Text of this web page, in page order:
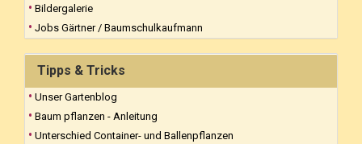
Bildergalerie
Jobs Gärtner / Baumschulkaufmann
Tipps & Tricks
Unser Gartenblog
Baum pflanzen - Anleitung
Unterschied Container- und Ballenpflanzen